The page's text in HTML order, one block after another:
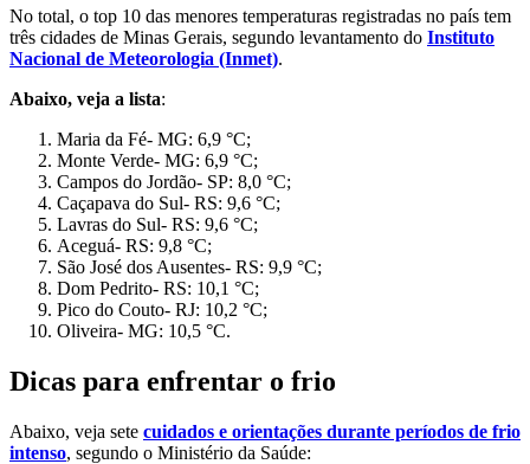
No total, o top 10 das menores temperaturas registradas no país tem
três cidades de Minas Gerais, segundo levantamento do Instituto
Nacional de Meteorologia (Inmet).
Abaixo, veja a lista:
Maria da Fé- MG: 6,9 °C;
Monte Verde- MG: 6,9 °C;
Campos do Jordão- SP: 8,0 °C;
Caçapava do Sul- RS: 9,6 °C;
Lavras do Sul- RS: 9,6 °C;
Aceguá- RS: 9,8 °C;
São José dos Ausentes- RS: 9,9 °C;
Dom Pedrito- RS: 10,1 °C;
Pico do Couto- RJ: 10,2 °C;
Oliveira- MG: 10,5 °C.
Dicas para enfrentar o frio
Abaixo, veja sete cuidados e orientações durante períodos de frio
intenso, segundo o Ministério da Saúde: